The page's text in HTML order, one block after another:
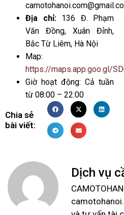
Địa chỉ:
136 Đ. Phạm
Văn Đồng, Xuân Đỉnh,
Bắc Từ Liêm, Hà Nội
Map:
https://maps.app.goo.gl/
Giờ hoạt động: Cả tuần
từ 08:00 – 22:00
Chia sẻ
bài viết:
Dịch vụ